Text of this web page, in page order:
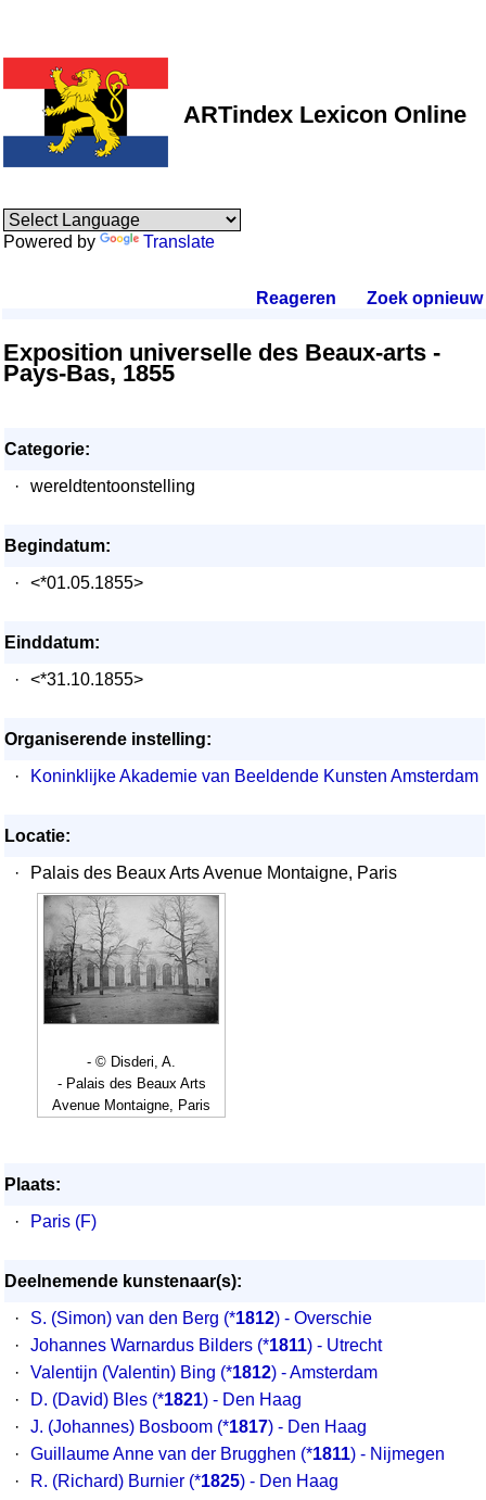
ARTindex Lexicon Online
Powered by Translate
Reageren Zoek opnieuw.
Exposition universelle des Beaux-arts -
Pays-Bas, 1855
Categorie:
·
wereldtentoonstelling
Begindatum:
·
<*01.05.1855>
Einddatum:
·
<*31.10.1855>
Organiserende instelling:
·
Koninklijke Akademie van Beeldende Kunsten Amsterdam
Locatie:
·
Palais des Beaux Arts Avenue Montaigne, Paris
- © Disderi, A.
- Palais des Beaux Arts
Avenue Montaigne, Paris
Plaats:
·
Paris (F)
Deelnemende kunstenaar(s):
·
S. (Simon) van den Berg (*1812) - Overschie
·
Johannes Warnardus Bilders (*1811) - Utrecht
·
Valentijn (Valentin) Bing (*1812) - Amsterdam
·
D. (David) Bles (*1821) - Den Haag
·
J. (Johannes) Bosboom (*1817) - Den Haag
·
Guillaume Anne van der Brugghen (*1811) - Nijmegen
·
R. (Richard) Burnier (*1825) - Den Haag